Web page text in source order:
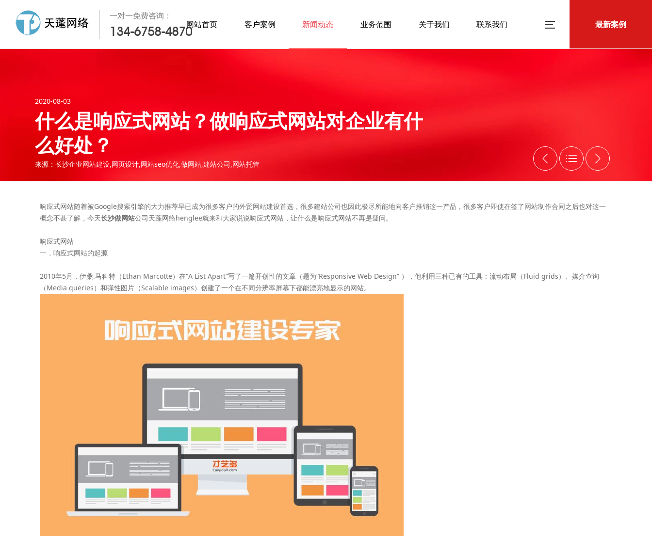
一对一免费咨询：
134-6758-4870 最新案例
网站首页 客户案例 新闻动态 业务范围 关于我们 联系我们
2020-08-03
什么是响应式网站？做响应式网站对企业有什
么好处？
来源：长沙企业网站建设,网页设计,网站seo优化,做网站,建站公司,网站托管   
响应式网站随着被Google搜索引擎的大力推荐早已成为很多客户的外贸网站建设首选，很多建站公司也因此极尽所能地向客户推销这一产品，很多客户即使在签了网站制作合同之后也对这一
概念不甚了解，今天长沙做网站公司天蓬网络henglee就来和大家说说响应式网站，让什么是响应式网站不再是疑问。
响应式网站
一，响应式网站的起源
2010年5月，伊桑.马科特（Ethan Marcotte）在“A List Apart”写了一篇开创性的文章（题为“Responsive Web Design” ），他利用三种已有的工具：流动布局（Fluid grids）、媒介查询
（Media queries）和弹性图片（Scalable images）创建了一个在不同分辨率屏幕下都能漂亮地显示的网站。